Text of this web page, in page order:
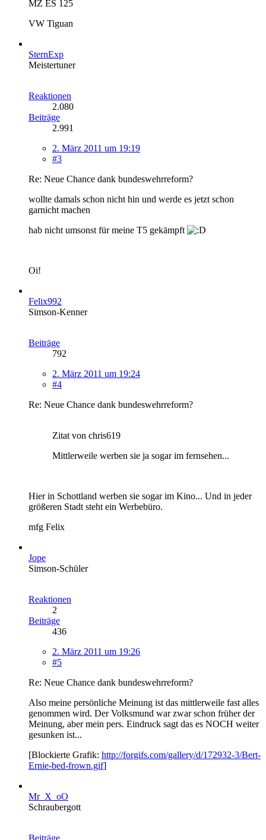
MZ ES 125
VW Tiguan
SternExp
Meistertuner
Reaktionen
2.080
Beiträge
2.991
2. März 2011 um 19:19
#3
Re: Neue Chance dank bundeswehrreform?
wollte damals schon nicht hin und werde es jetzt schon
garnicht machen
hab nicht umsonst für meine T5 gekämpft
Oi!
Felix992
Simson-Kenner
Beiträge
792
2. März 2011 um 19:24
#4
Re: Neue Chance dank bundeswehrreform?
Zitat von chris619
Mittlerweile werben sie ja sogar im fernsehen...
Hier in Schottland werben sie sogar im Kino... Und in jeder
größeren Stadt steht ein Werbebüro.
mfg Felix
Jope
Simson-Schüler
Reaktionen
2
Beiträge
436
2. März 2011 um 19:26
#5
Re: Neue Chance dank bundeswehrreform?
Also meine persönliche Meinung ist das mittlerweile fast alles
genommen wird. Der Volksmund war zwar schon früher der
Meinung, aber mein pers. Eindruck sagt das es NOCH weiter
gesunken ist...
[Blockierte Grafik: http://forgifs.com/gallery/d/172932-3/Bert-
Ernie-bed-frown.gif]
Mr_X_oO
Schraubergott
Beiträge